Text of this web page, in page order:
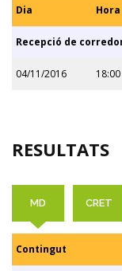
Dia Hora
Recepció de
04/11/2016
RESULTATS
MD CRET
Contingut